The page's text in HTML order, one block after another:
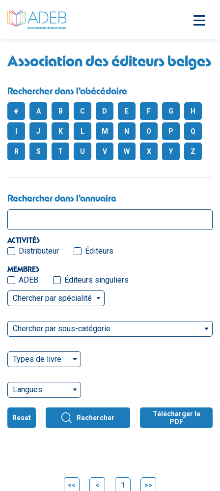
Association des éditeurs belges
Rechercher dans l'abécédaire
# A B C D E F G H
J K L M N O P Q
R S T U V W X Y Z
Rechercher dans l'annuaire
ACTIVITÉS
Distributeur Éditeurs
MEMBRES
ADEB
Éditeurs singuliers
Chercher par spécialité
Chercher par sous-catégorie
Types de livre
Langues
Reset Rechercher
Télécharger le
PDF
<< < 1 >>